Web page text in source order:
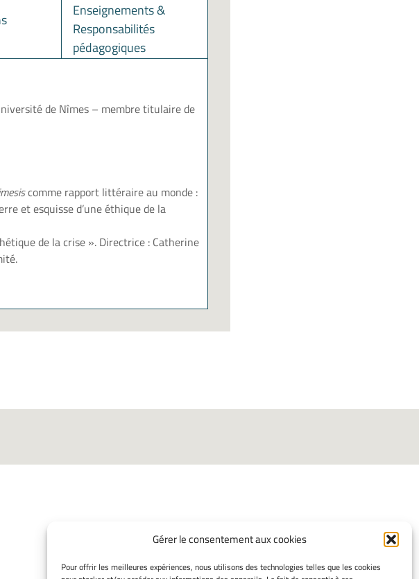
Gérer le consentement aux cookies
Pour offrir les meilleures expériences, nous utilisons des technologies telles que les cookies
Enseignements &
Responsabilités
pédagogiques
de Nîmes – membre titulaire de
comme rapport littéraire au monde :
et esquisse d’une éthique de la
de la crise ». Directrice : Catherine
INFORMATIONS LÉGALES